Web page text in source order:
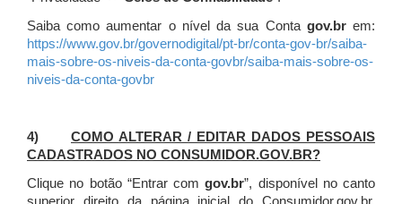
Saiba como aumentar o nível da sua Conta gov.brem:
https://www.gov.br/governodigital/pt-br/conta-gov-br/saiba-
mais-sobre-os-niveis-da-conta-govbr/saiba-mais-sobre-os-
niveis-da-conta-govbr
4) COMO ALTERAR / EDITAR DADOS PESSOAIS
CADASTRADOS NO CONSUMIDOR.GOV.BR?
Clique no botão “Entrar comgov.br”, disponível no canto